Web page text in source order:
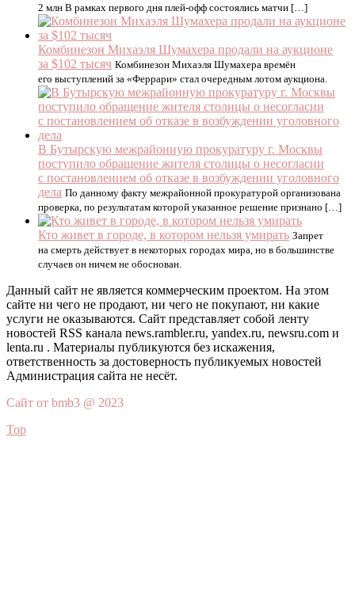
2 млн В рамках первого дня плей-офф состоялись матчи […]
Комбинезон Михаэля Шумахера продали на аукционе
за $102 тысяч Комбинезон Михаэля Шумахера времён
его выступлений за «Феррари» стал очередным лотом аукциона.
В Бутырскую межрайонную прокуратуру г. Москвы
поступило обращение жителя столицы о несогласии
с постановлением об отказе в возбуждении уголовного
дела По данному факту межрайонной прокуратурой организована
проверка, по результатам которой указанное решение признано […]
Кто живет в городе, в котором нельзя умирать Запрет
на смерть действует в некоторых городах мира, но в большинстве
случаев он ничем не обоснован.
Данный сайт не является коммерческим проектом. На этом
сайте ни чего не продают, ни чего не покупают, ни какие
услуги не оказываются. Сайт представляет собой ленту
новостей RSS канала news.rambler.ru, yandex.ru, newsru.com и
lenta.ru . Материалы публикуются без искажения,
ответственность за достоверность публикуемых новостей
Администрация сайта не несёт.
Сайт от bmb3 @ 2023
Top